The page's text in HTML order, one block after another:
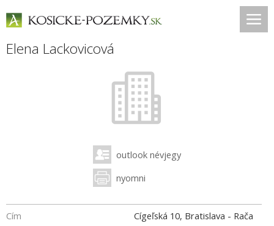
Elena Lackovicová
outlook névjegy
nyomni
Cím
Cígeľská 10, Bratislava - Rača